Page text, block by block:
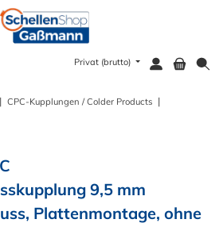
Privat (brutto)
| CPC-Kupplungen / Colder Products |
9,5 mm
Plattenmontage, ohne